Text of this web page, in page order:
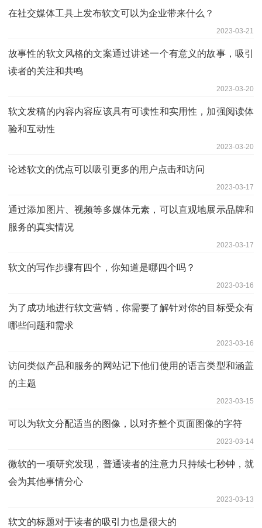
在社交媒体工具上发布软文可以为企业带来什么？
2023-03-21
故事性的软文风格的文案通过讲述一个有意义的故事，吸引
读者的关注和共鸣
2023-03-20
软文发稿的内容内容应该具有可读性和实用性，加强阅读体
验和互动性
2023-03-20
论述软文的优点可以吸引更多的用户点击和访问
2023-03-17
通过添加图片、视频等多媒体元素，可以直观地展示品牌和
服务的真实情况
2023-03-17
软文的写作步骤有四个，你知道是哪四个吗？
2023-03-16
为了成功地进行软文营销，你需要了解针对你的目标受众有
哪些问题和需求
2023-03-16
访问类似产品和服务的网站记下他们使用的语言类型和涵盖
的主题
2023-03-15
可以为软文分配适当的图像，以对齐整个页面图像的字符
2023-03-14
微软的一项研究发现，普通读者的注意力只持续七秒钟，就
会为其他事情分心
2023-03-13
软文的标题对于读者的吸引力也是很大的